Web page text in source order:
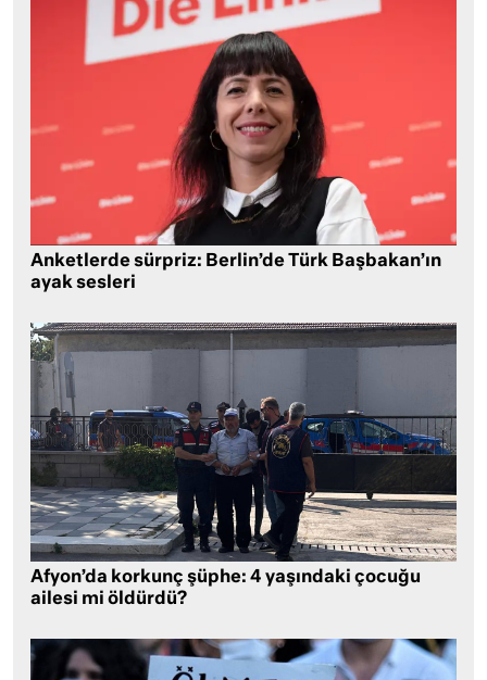
Anketlerde sürpriz: Berlin’de Türk Başbakan’ın
ayak sesleri
Afyon’da korkunç şüphe: 4 yaşındaki çocuğu
ailesi mi öldürdü?